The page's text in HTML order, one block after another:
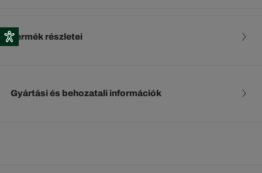
Termék részletei
Gyártási és behozatali információk